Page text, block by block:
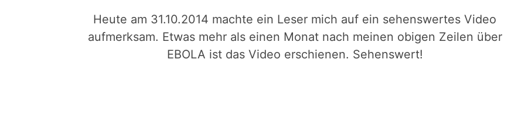
Heute am 31.10.2014 machte ein Leser mich auf ein sehenswertes Video
aufmerksam. Etwas mehr als einen Monat nach meinen obigen Zeilen über
EBOLA ist das Video erschienen. Sehenswert!